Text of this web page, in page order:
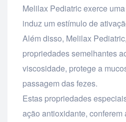
Melilax Pediatric exerce
induz um estímulo de
Além disso, Melilax
propriedades semelhantes
viscosidade, protege a
passagem das fezes.
Estas propriedades
ação antioxidante, conferem